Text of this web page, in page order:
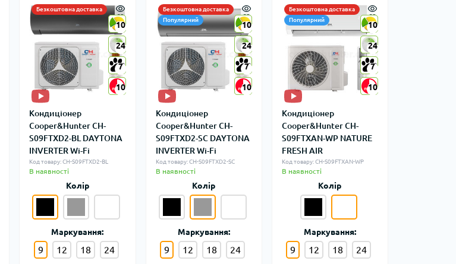
Безкоштовна доставка
10
24
7
10
10
24
7
10
Кондиціонер
Cooper&Hunter CH-
S09FTXD2-BL DAYTONA
INVERTER Wi-Fi
Код товару: CH-S09FTXD2-BL
В наявності
Колір
Маркування:
9 12 18 24
Безкоштовна доставка
Популярний
10
24
7
10
10
24
7
10
Кондиціонер
Cooper&Hunter CH-
S09FTXD2-SC DAYTONA
INVERTER Wi-Fi
Код товару: CH-S09FTXD2-SC
В наявності
Колір
Маркування:
9 12 18 24
Безкоштовна доставка
Популярний
10
24
7
10
10
24
7
10
Кондиціонер
Cooper&Hunter CH-
S09FTXAN-WP NATURE
FRESH AIR
Код товару: CH-S09FTXAN-WP
В наявності
Колір
Маркування:
9 12 18 24